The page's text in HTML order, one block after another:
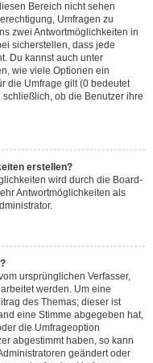
Bereich nicht sehen
Umfragen zu
zwei Antwortmöglichkeiten in
sicherstellen, dass jede
Du kannst auch unter
wie viele Optionen ein
die Umfrage gilt (0 bedeutet
ob die Benutzer ihre
erstellen?
wird durch die Board-
Antwortmöglichkeiten als
ursprünglichen Verfasser,
werden. Um eine
des Themas; dieser ist
eine Stimme abgegeben hat,
die Umfrageoption
abgestimmt haben, so kann
geändert oder